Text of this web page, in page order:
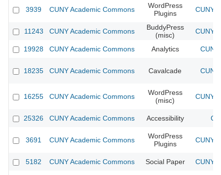
3939 CUNY Academic Commons
WordPress
Plugins
CUNY
11243 CUNY Academic Commons
BuddyPress
(misc)
CUNY
19928 CUNY Academic Commons Analytics
18235 CUNY Academic Commons Cavalcade
16255 CUNY Academic Commons
WordPress
(misc)
CUNY
25326 CUNY Academic Commons Accessibility
3691 CUNY Academic Commons
WordPress
Plugins
CUNY
5182 CUNY Academic Commons Social Paper CUNY